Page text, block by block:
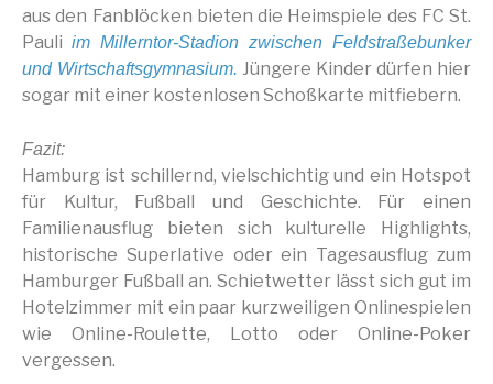
aus den Fanblöcken bieten die Heimspiele des FC St.
Pauli im Millerntor-Stadion zwischen Feldstraßebunker
und Wirtschaftsgymnasium. Jüngere Kinder dürfen hier
sogar mit einer kostenlosen Schoßkarte mitfiebern.
Fazit:
Hamburg ist schillernd, vielschichtig und ein Hotspot
für Kultur, Fußball und Geschichte. Für einen
Familienausflug bieten sich kulturelle Highlights,
historische Superlative oder ein Tagesausflug zum
Hamburger Fußball an. Schietwetter lässt sich gut im
Hotelzimmer mit ein paar kurzweiligen Onlinespielen
wie Online-Roulette, Lotto oder Online-Poker
vergessen.